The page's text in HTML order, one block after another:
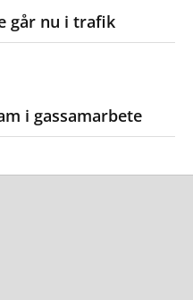
går nu i trafik
i gassamarbete